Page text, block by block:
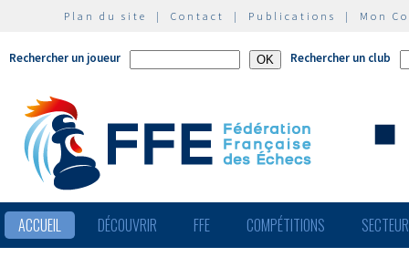
Plan du site | Contact | Publications | Mon
Rechercher un joueur Rechercher un club
ACCUEIL DÉCOUVRIR FFE COMPÉTITIONS